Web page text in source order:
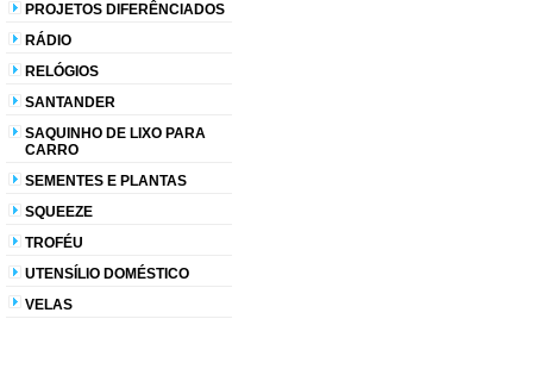
PROJETOS DIFERÊNCIADOS
RÁDIO
RELÓGIOS
SANTANDER
SAQUINHO DE LIXO PARA
CARRO
SEMENTES E PLANTAS
SQUEEZE
TROFÉU
UTENSÍLIO DOMÉSTICO
VELAS